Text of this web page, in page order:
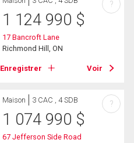
1 124 990 $
17 Bancroft Lane
Richmond Hill, ON
Enregistrer Voir
?
Maison 3 CAC , 4 SDB
1 074 990 $
67 Jefferson Side Road
?